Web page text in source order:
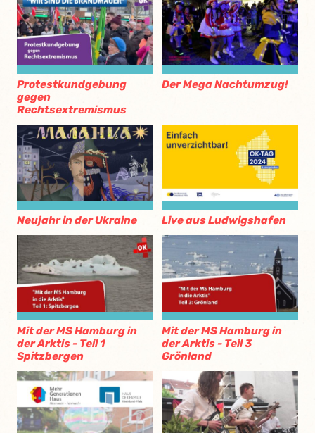
Protestkundgebung
gegen
Rechtsextremismus
Der Mega Nachtumzug!
Neujahr in der Ukraine Live aus Ludwigshafen
Mit der MS Hamburg in
der Arktis - Teil 1
Spitzbergen
Mit der MS Hamburg in
der Arktis - Teil 3
Grönland